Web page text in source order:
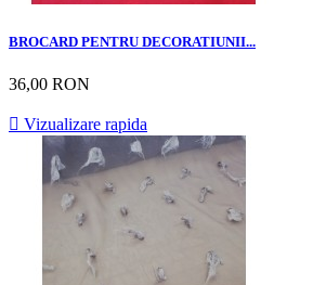
BROCARD PENTRU DECORATIUNII...
36,00 RON
 Vizualizare rapida